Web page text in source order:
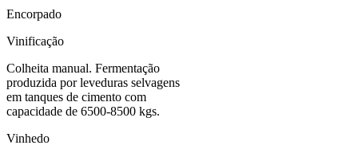
Encorpado
Vinificação
Colheita manual. Fermentação
produzida por leveduras selvagens
em tanques de cimento com
capacidade de 6500-8500 kgs.
Vinhedo